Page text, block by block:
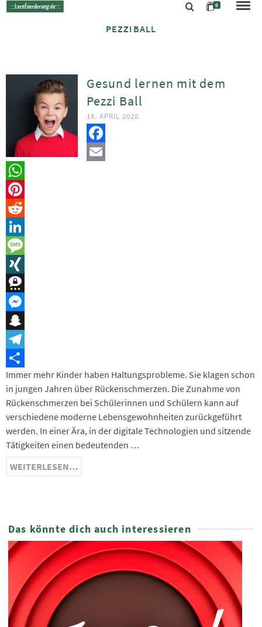
0
PEZZIBALL
Gesund lernen mit dem
Pezzi Ball
18. APRIL 2020
Facebook
Email
WhatsApp
Pinterest
Reddit
LinkedIn
Message
XING
Threema
Messenger
Snapchat
Telegram
Teilen
Immer mehr Kinder haben Haltungsprobleme. Sie klagen schon
in jungen Jahren über Rückenschmerzen. Die Zunahme von
Rückenschmerzen bei Schülerinnen und Schülern kann auf
verschiedene moderne Lebensgewohnheiten zurückgeführt
werden. In einer Ära, in der digitale Technologien und sitzende
Tätigkeiten einen bedeutenden …
WEITERLESEN…
Das könnte dich auch interessieren